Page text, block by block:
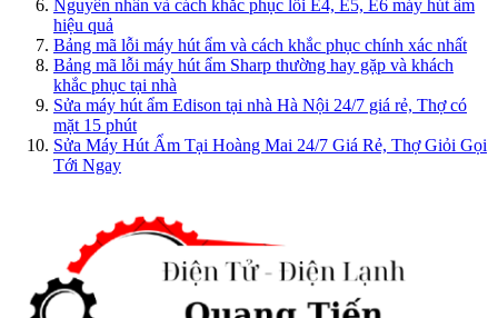
Nguyên nhân và cách khắc phục lỗi E4, E5, E6 máy hút ẩm
hiệu quả
Bảng mã lỗi máy hút ẩm và cách khắc phục chính xác nhất
Bảng mã lỗi máy hút ẩm Sharp thường hay gặp và khách
khắc phục tại nhà
Sửa máy hút ẩm Edison tại nhà Hà Nội 24/7 giá rẻ, Thợ có
mặt 15 phút
Sửa Máy Hút Ẩm Tại Hoàng Mai 24/7 Giá Rẻ, Thợ Giỏi Gọi
Tới Ngay